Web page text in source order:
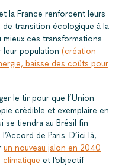
la France renforcent leurs
transition écologique à la
ces transformations
population (création
baisse des coûts pour
le tir pour que l’Union
crédible et exemplaire en
se tiendra au Brésil fin
de Paris. D’ici là,
un nouveau jalon en 2040
et l’objectif